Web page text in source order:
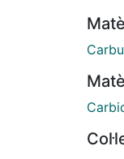
to
the
Mo